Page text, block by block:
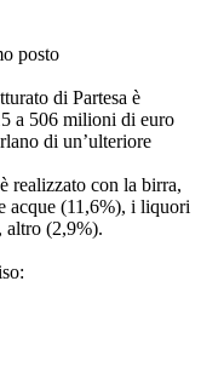
posto
di Partesa è
a 506 milioni di euro
di un’ulteriore
realizzato con la birra,
acque (11,6%), i liquori
altro (2,9%).